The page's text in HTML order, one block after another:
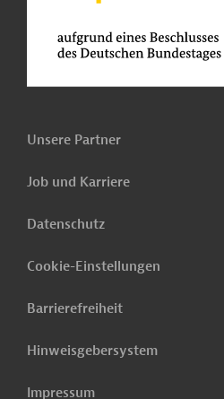
Unsere Partner
Job und Karriere
Datenschutz
Cookie-Einstellungen
Barrierefreiheit
Hinweisgebersystem
Impressum